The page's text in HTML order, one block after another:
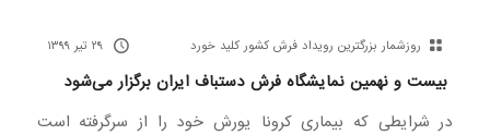
روزشمار بزرگترین رویداد فرش کشور کلید خورد ۲۹ تیر ۱۳۹۹
بیست و نهمین نمایشگاه فرش دستباف ایران برگزار می‌شود
در شرایطی که بیماری کرونا یورش خود را از سرگرفته است